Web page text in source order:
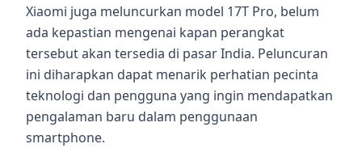
Xiaomi juga meluncurkan model 17T Pro, belum
ada kepastian mengenai kapan perangkat
tersebut akan tersedia di pasar India. Peluncuran
ini diharapkan dapat menarik perhatian pecinta
teknologi dan pengguna yang ingin mendapatkan
pengalaman baru dalam penggunaan
smartphone.